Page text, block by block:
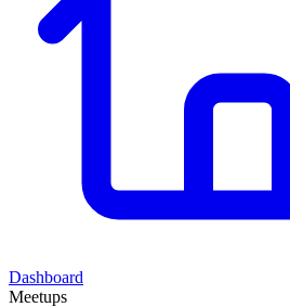
Dashboard
Meetups